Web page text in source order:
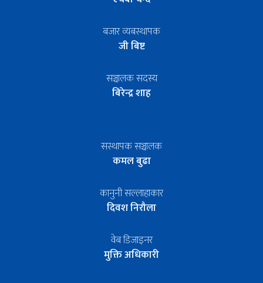
बजार व्यबस्थापक
जी बिष्ट
सञ्चालक सदस्य
बिरेन्द्र शाह
सस्थापक सञ्चालक
कमल बुढा
कानुनी सल्लाहाकार
दिवश निरौला
वेब डिजाइनर
मुक्ति अधिकारी